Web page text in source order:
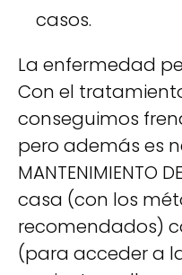
casos.
La enfermedad
Con el
conseguimos
pero además es
MANTENIMIENTO
casa (con los
recomendados)
(para acceder a